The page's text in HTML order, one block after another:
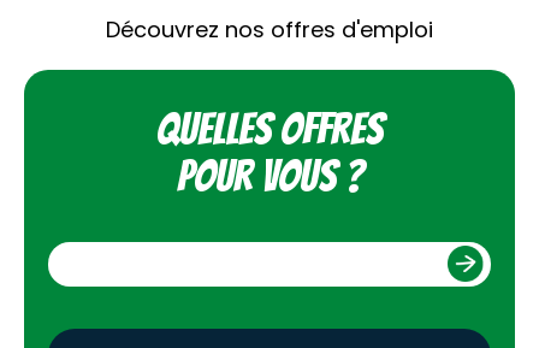
Découvrez nos offres d'emploi
Quelles offres
pour vous ?